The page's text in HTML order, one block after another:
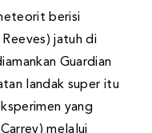
berisi
jatuh di
Guardian
landak super itu
yang
melalui